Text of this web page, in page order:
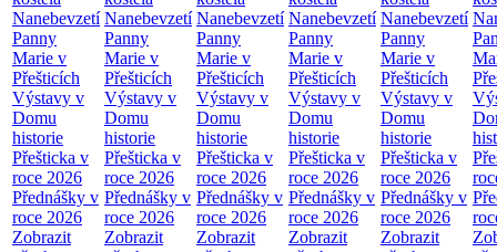
Nanebevzetí
Panny
Marie v
Přešticích
Výstavy v
Domu
historie
Přešticka v
roce 2026
Přednášky v
roce 2026
Zobrazit
Nanebevzetí
Panny
Marie v
Přešticích
Výstavy v
Domu
historie
Přešticka v
roce 2026
Přednášky v
roce 2026
Zobrazit
Nanebevzetí
Panny
Marie v
Přešticích
Výstavy v
Domu
historie
Přešticka v
roce 2026
Přednášky v
roce 2026
Zobrazit
Nanebevzetí
Panny
Marie v
Přešticích
Výstavy v
Domu
historie
Přešticka v
roce 2026
Přednášky v
roce 2026
Zobrazit
Nanebevzetí
Panny
Marie v
Přešticích
Výstavy v
Domu
historie
Přešticka v
roce 2026
Přednášky v
roce 2026
Zobrazit